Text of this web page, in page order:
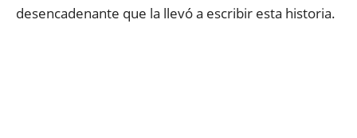
desencadenante que la llevó a escribir esta historia.